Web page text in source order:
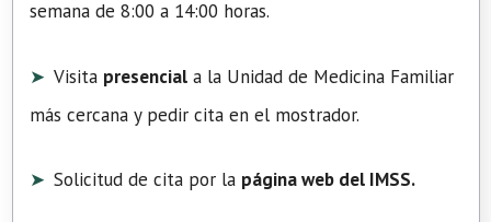
semana de 8:00 a 14:00 horas.
Visita presencial a la Unidad de Medicina Familiar
más cercana y pedir cita en el mostrador.
Solicitud de cita por la página web del IMSS.